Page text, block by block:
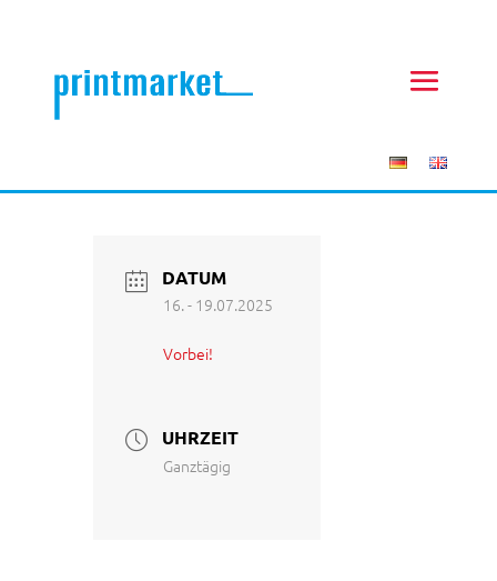
DATUM
16. - 19.07.2025
Vorbei!
UHRZEIT
Ganztägig